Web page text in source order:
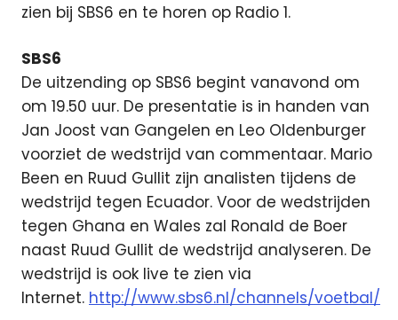
zien bij SBS6 en te horen op Radio 1.
SBS6
De uitzending op SBS6 begint vanavond om
om 19.50 uur. De presentatie is in handen van
Jan Joost van Gangelen en Leo Oldenburger
voorziet de wedstrijd van commentaar. Mario
Been en Ruud Gullit zijn analisten tijdens de
wedstrijd tegen Ecuador. Voor de wedstrijden
tegen Ghana en Wales zal Ronald de Boer
naast Ruud Gullit de wedstrijd analyseren. De
wedstrijd is ook live te zien via
Internet. http://www.sbs6.nl/channels/voetbal/